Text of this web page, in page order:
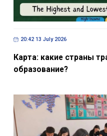
20:42 13 July 2026
Карта: какие страны
образование?